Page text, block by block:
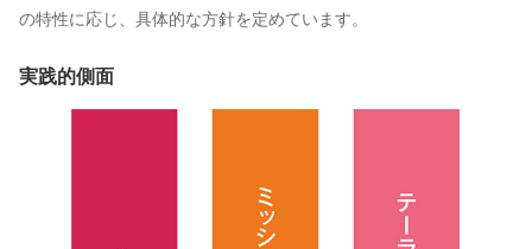
の特性に応じ、具体的な方針を定めています。
実践的側面